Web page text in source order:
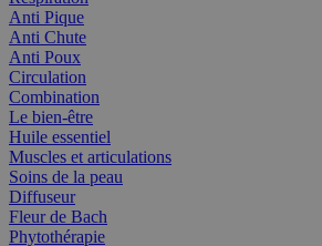
Anti Pique
Anti Chute
Anti Poux
Circulation
Combination
Le bien-être
Huile essentiel
Muscles et articulations
Soins de la peau
Diffuseur
Fleur de Bach
Phytothérapie